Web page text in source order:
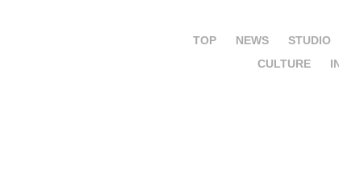
TOP NEWS
STUDIO
CULTURE